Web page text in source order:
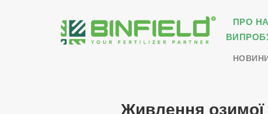
ПРО
Живлення озимої